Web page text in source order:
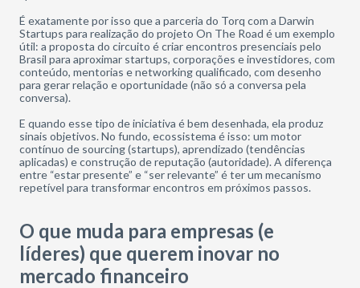
É exatamente por isso que a parceria do Torq com a Darwin
Startups para realização do projeto On The Road é um exemplo
útil: a proposta do circuito é criar encontros presenciais pelo
Brasil para aproximar startups, corporações e investidores, com
conteúdo, mentorias e networking qualificado, com desenho
para gerar relação e oportunidade (não só a conversa pela
conversa).
E quando esse tipo de iniciativa é bem desenhada, ela produz
sinais objetivos. No fundo, ecossistema é isso: um motor
contínuo de sourcing (startups), aprendizado (tendências
aplicadas) e construção de reputação (autoridade). A diferença
entre “estar presente” e “ser relevante” é ter um mecanismo
repetível para transformar encontros em próximos passos.
O que muda para empresas (e
líderes) que querem inovar no
mercado financeiro